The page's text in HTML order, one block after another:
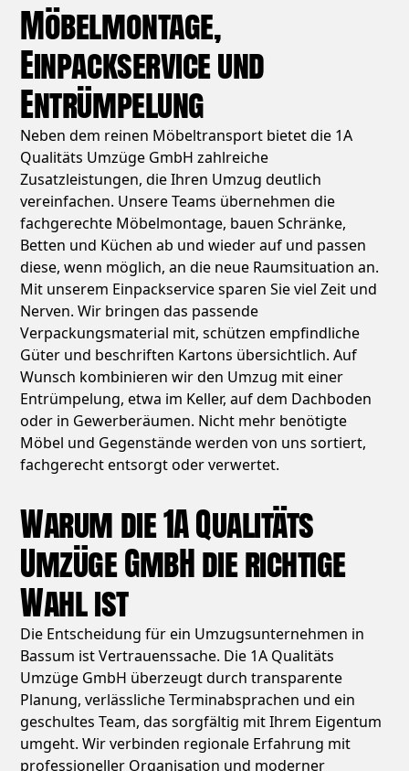
Möbelmontage,
Einpackservice und
Entrümpelung
Neben dem reinen Möbeltransport bietet die 1A
Qualitäts Umzüge GmbH zahlreiche
Zusatzleistungen, die Ihren Umzug deutlich
vereinfachen. Unsere Teams übernehmen die
fachgerechte Möbelmontage, bauen Schränke,
Betten und Küchen ab und wieder auf und passen
diese, wenn möglich, an die neue Raumsituation an.
Mit unserem Einpackservice sparen Sie viel Zeit und
Nerven. Wir bringen das passende
Verpackungsmaterial mit, schützen empfindliche
Güter und beschriften Kartons übersichtlich. Auf
Wunsch kombinieren wir den Umzug mit einer
Entrümpelung, etwa im Keller, auf dem Dachboden
oder in Gewerberäumen. Nicht mehr benötigte
Möbel und Gegenstände werden von uns sortiert,
fachgerecht entsorgt oder verwertet.
Warum die 1A Qualitäts
Umzüge GmbH die richtige
Wahl ist
Die Entscheidung für ein Umzugsunternehmen in
Bassum ist Vertrauenssache. Die 1A Qualitäts
Umzüge GmbH überzeugt durch transparente
Planung, verlässliche Terminabsprachen und ein
geschultes Team, das sorgfältig mit Ihrem Eigentum
umgeht. Wir verbinden regionale Erfahrung mit
professioneller Organisation und moderner